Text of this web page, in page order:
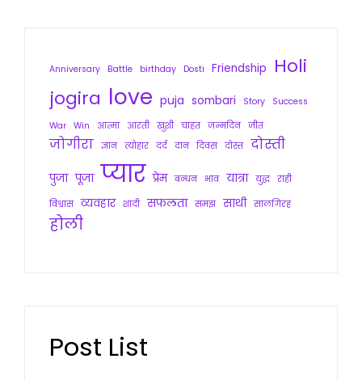
Anniversary Battle birthday Dosti Friendship
Holi
jogira love puja sombari Story
Success
War Win आत्मा आरती खुशी चाहत जन्मदिन जीत
जोगीरा ज्ञान त्योहार दर्द दान दिवस दोस्त दोस्ती
पुजा पूजा प्यार प्रेम बन्धन भाव यात्रा युद्ध राही
विश्वास व्यवहार शादी सफलता समझ साथी सालगिरह
होली
Post List